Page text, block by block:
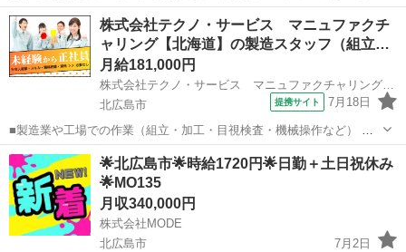
フロー✅を入力してからお願いします。 ＜お仕事内容＞ スーパーの商
品（飲料水や食品など）を扱う 倉庫内でのフォークリフトスタッフを
募集します...
北海道 北広島市 その他 未経験
株式会社テクノ・サービス マニュファクチ
ャリング【北海道】の製造スタッフ（組立…
月給181,000円
株式会社テクノ・サービス マニュファクチャリング【北海道】
北広島市
提携サイト 7月18日
■製造業や工場での作業（組立・加工・目視検査・機械操作など） 具
体的には・・・ 製品に不備がないか目視チェック 部品を機械にセット
してボタン操作などなど 複雑な作業や力仕事はほとんどなく覚えやす
いものばかり！ 未経験の方...
北海道 北広島市 倉庫管理
🌟北広島市🌟時給1720円🌟日勤＋土日祝休み
🌟MO135
月収340,000円
株式会社MODE
北広島市
7月2日